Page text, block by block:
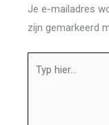
Je e-mailadres
zijn gemarkeerd
hier...